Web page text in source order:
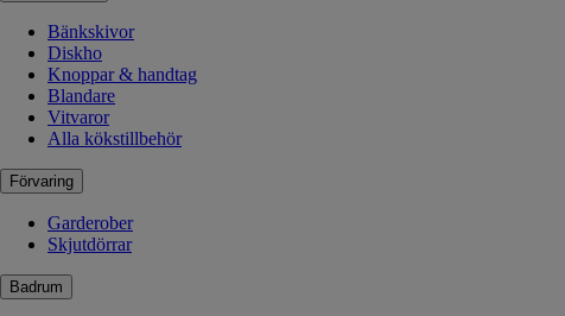
Bänkskivor
Diskho
Knoppar & handtag
Blandare
Vitvaror
Alla kökstillbehör
Förvaring
Garderober
Skjutdörrar
Badrum